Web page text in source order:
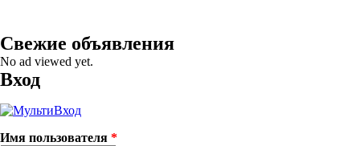
Свежие объявления
No ad viewed yet.
Вход
Имя пользователя *